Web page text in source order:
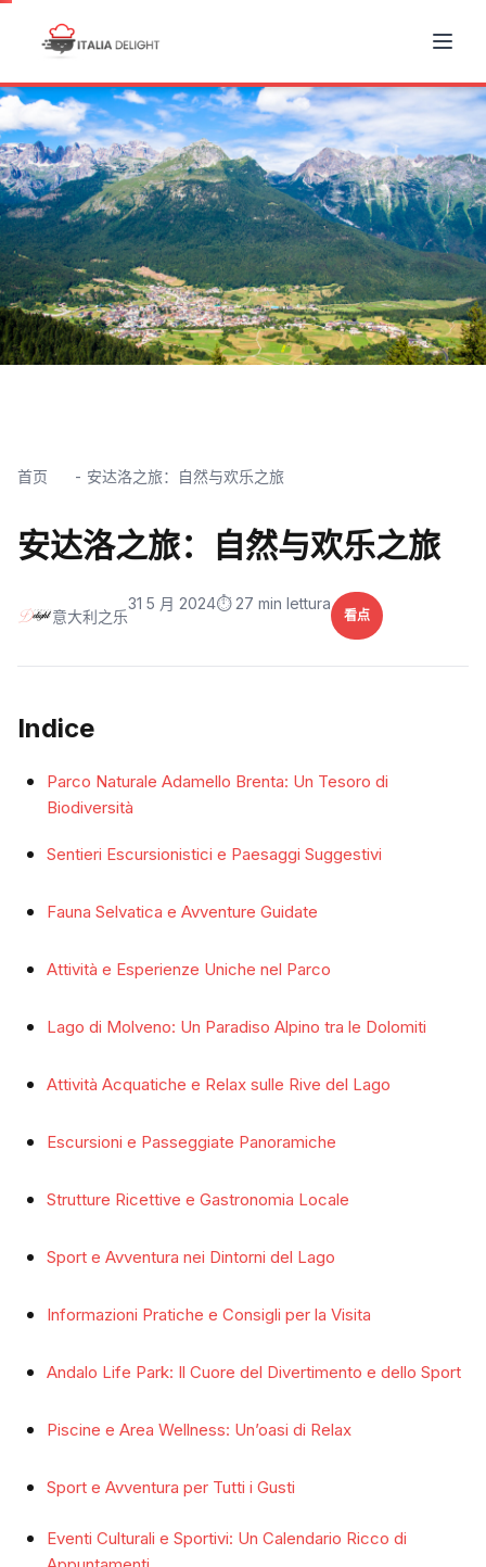
首页 安达洛之旅：自然与欢乐之旅
安达洛之旅：自然与欢乐之旅
意大利之乐
31 5 月 2024⏱️ 27 min lettura
看点
Indice
Parco Naturale Adamello Brenta: Un Tesoro di
Biodiversità
Sentieri Escursionistici e Paesaggi Suggestivi
Fauna Selvatica e Avventure Guidate
Attività e Esperienze Uniche nel Parco
Lago di Molveno: Un Paradiso Alpino tra le Dolomiti
Attività Acquatiche e Relax sulle Rive del Lago
Escursioni e Passeggiate Panoramiche
Strutture Ricettive e Gastronomia Locale
Sport e Avventura nei Dintorni del Lago
Informazioni Pratiche e Consigli per la Visita
Andalo Life Park: Il Cuore del Divertimento e dello Sport
Piscine e Area Wellness: Un’oasi di Relax
Sport e Avventura per Tutti i Gusti
Eventi Culturali e Sportivi: Un Calendario Ricco di